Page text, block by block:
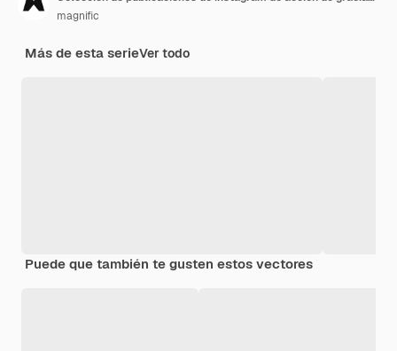
magnific
Más de esta serieVer todo
Puede que también te gusten estos vectores